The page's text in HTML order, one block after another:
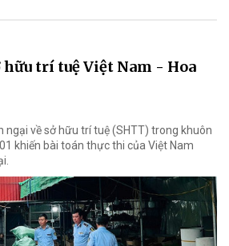
hữu trí tuệ Việt Nam - Hoa
ngại về sở hữu trí tuệ (SHTT) trong khuôn
khiến bài toán thực thi của Việt Nam